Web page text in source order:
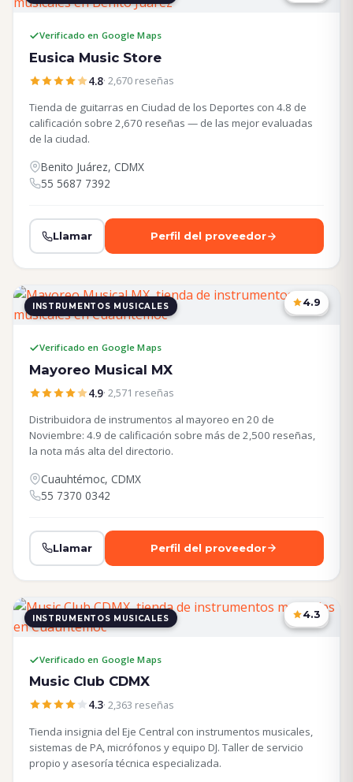
Verificado en Google Maps
Eusica Music Store
4.8· 2,670 reseñas
Tienda de guitarras en Ciudad de los Deportes con 4.8 de
calificación sobre 2,670 reseñas — de las mejor evaluadas
de la ciudad.
Benito Juárez, CDMX
55 5687 7392
Llamar Perfil del proveedor
INSTRUMENTOS MUSICALES CDMX
4.9
Verificado en Google Maps
Mayoreo Musical MX
4.9· 2,571 reseñas
Distribuidora de instrumentos al mayoreo en 20 de
Noviembre: 4.9 de calificación sobre más de 2,500 reseñas,
la nota más alta del directorio.
Cuauhtémoc, CDMX
55 7370 0342
Llamar Perfil del proveedor
INSTRUMENTOS MUSICALES CDMX
4.3
Verificado en Google Maps
Music Club CDMX
4.3· 2,363 reseñas
Tienda insignia del Eje Central con instrumentos musicales,
sistemas de PA, micrófonos y equipo DJ. Taller de servicio
propio y asesoría técnica especializada.